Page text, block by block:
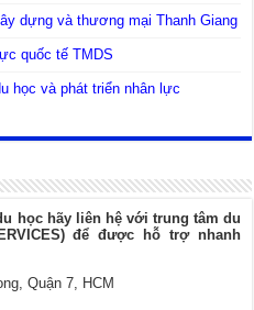
dựng và thương mại Thanh Giang
quốc tế TMDS
học và phát triển nhân lực
học hãy liên hệ với trung tâm du
để được hỗ trợ nhanh
Quận 7, HCM